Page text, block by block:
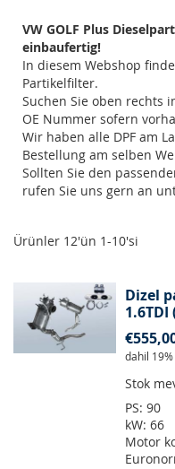
VW GOLF Plus
einbaufertig!
In diesem Webshop
Partikelfilter.
Suchen Sie oben rechts
OE Nummer sofern
Wir haben alle DPF am
Bestellung am selben
Sollten Sie den
rufen Sie uns gern an
Ürünler 12'ün 1-10'si
Dizel
1.6TDI
dahil 19%
Stok
PS: 90
kW: 66
Motor